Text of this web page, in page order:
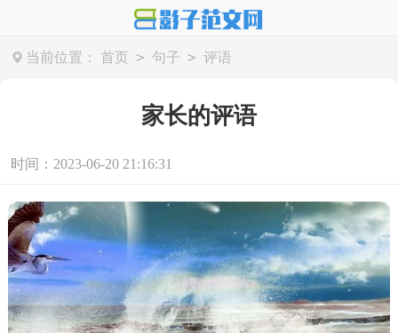
当前位置： 首页 > 句子 > 评语
家长的评语
时间：2023-06-20 21:16:31